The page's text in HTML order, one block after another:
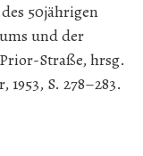
50jährigen
und der
Straße, hrsg.
S. 278–283.